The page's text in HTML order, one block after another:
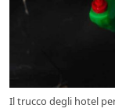
Il trucco degli hotel